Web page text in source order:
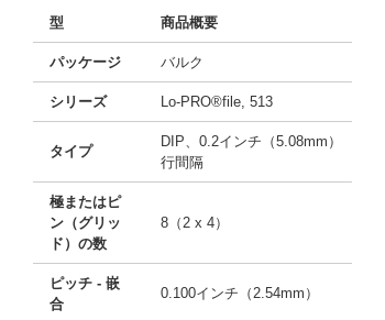
型 商品概要
パッケージ バルク
シリーズ Lo-PRO®file, 513
タイプ
DIP、0.2インチ（5.08mm）
行間隔
極またはピ
ン（グリッ
ド）の数
8（2 x 4）
ピッチ - 嵌
合
0.100インチ（2.54mm）